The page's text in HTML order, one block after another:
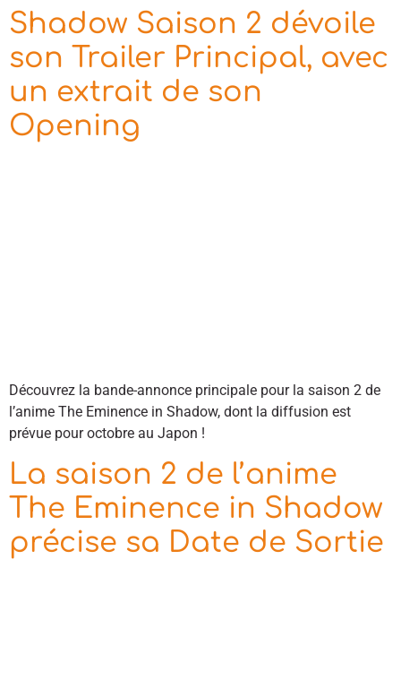
Shadow Saison 2 dévoile
son Trailer Principal, avec
un extrait de son
Opening
Découvrez la bande-annonce principale pour la saison 2 de
l’anime The Eminence in Shadow, dont la diffusion est
prévue pour octobre au Japon !
La saison 2 de l’anime
The Eminence in Shadow
précise sa Date de Sortie